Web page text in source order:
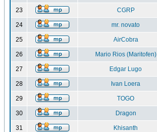
23 CGRP
24 mr. novato
25 AirCobra
26 Mario Rios (Maritofen)
27 Edgar Lugo
28 Ivan Loera
29 TOGO
30 Dragon
31 Khisanth